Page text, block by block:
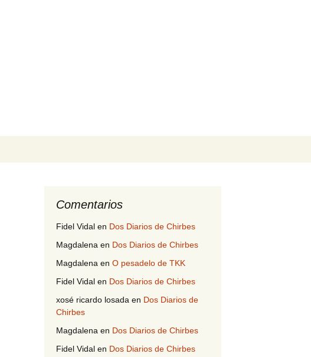
Comentarios
Fidel Vidal en Dos Diarios de Chirbes
Magdalena en Dos Diarios de Chirbes
Magdalena en O pesadelo de TKK
Fidel Vidal en Dos Diarios de Chirbes
xosé ricardo losada en Dos Diarios de
Chirbes
Magdalena en Dos Diarios de Chirbes
Fidel Vidal en Dos Diarios de Chirbes